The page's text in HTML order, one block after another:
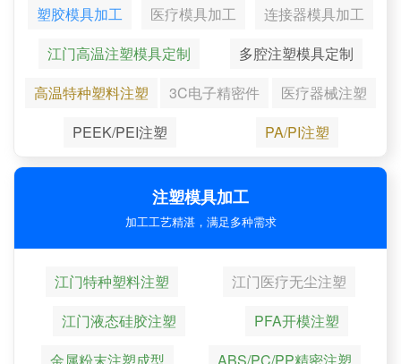
塑胶模具加工
医疗模具加工
连接器模具加工
江门高温注塑模具定制
多腔注塑模具定制
高温特种塑料注塑
3C电子精密件
医疗器械注塑
PEEK/PEI注塑
PA/PI注塑
注塑模具加工
加工工艺精湛，满足多种需求
江门特种塑料注塑
江门医疗无尘注塑
江门液态硅胶注塑
PFA开模注塑